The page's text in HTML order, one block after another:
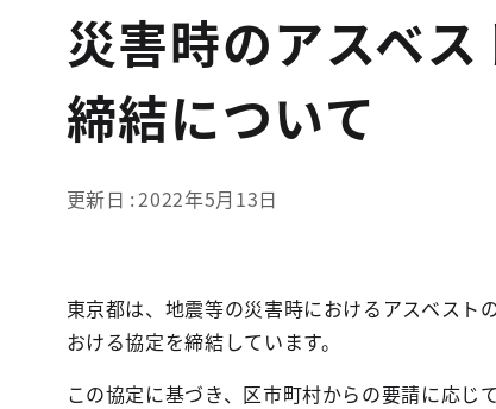
災害時のアスベ
締結について
更新日 2022年5月13日
東京都は、地震等の災害時におけるアスベス
おける協定を締結しています。
この協定に基づき、区市町村からの要請に応